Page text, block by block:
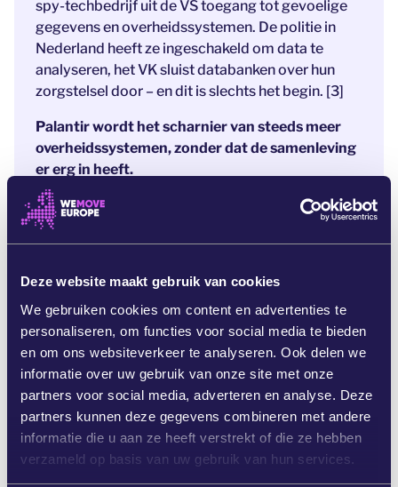
Deze website maakt gebruik van cookies
We gebruiken cookies om content en advertenties te
personaliseren, om functies voor social media te bieden
en om ons websiteverkeer te analyseren. Ook delen we
informatie over uw gebruik van onze site met onze
partners voor social media, adverteren en analyse. Deze
partners kunnen deze gegevens combineren met andere
informatie die u aan ze heeft verstrekt of die ze hebben
verzameld op basis van uw gebruik van hun services.
spy-techbedrijf uit de VS toegang tot gevoelige
gegevens en overheidssystemen. De politie in
Nederland heeft ze ingeschakeld om data te
analyseren, het VK sluist databanken over hun
zorgstelsel door – en dit is slechts het begin. [3]
Palantir wordt het scharnier van steeds meer
overheidssystemen, zonder dat de samenleving
er erg in heeft.
We moeten hier de schijnwerpers op richten.
Anders gaan we richting een Europa waarin de
staat burgers massaal bespiedt en oorlogen
en digitale veiligheid met een strik erom aan
Amerikaanse surveillance-multinationals
uitlevert.
Als wij nu diep inademen en ons dan luidkeels
uitspreken tegen Palantir, weerhouden we
politici ervan om nieuwe contracten op te
stellen. Dan beschermen we de
persoonsgegevens van Europeanen voor